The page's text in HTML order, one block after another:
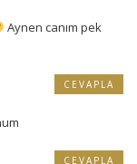
Aynen canım pek
CEVAPLA
CEVAPLA